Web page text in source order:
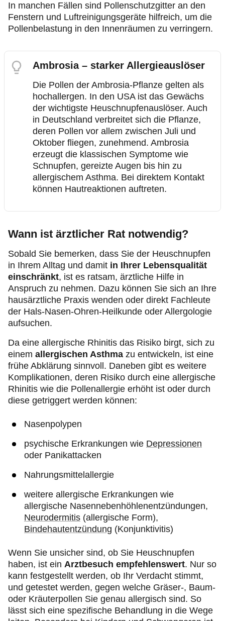
In manchen Fällen sind Pollenschutzgitter an den
Fenstern und Luftreinigungsgeräte hilfreich, um die
Pollenbelastung in den Innenräumen zu verringern.
Ambrosia – starker Allergieauslöser
Die Pollen der Ambrosia-Pflanze gelten als
hochallergen. In den USA ist das Gewächs
der wichtigste Heuschnupfenauslöser. Auch
in Deutschland verbreitet sich die Pflanze,
deren Pollen vor allem zwischen Juli und
Oktober fliegen, zunehmend. Ambrosia
erzeugt die klassischen Symptome wie
Schnupfen, gereizte Augen bis hin zu
allergischem Asthma. Bei direktem Kontakt
können Hautreaktionen auftreten.
Wann ist ärztlicher Rat notwendig?
Sobald Sie bemerken, dass Sie der Heuschnupfen
in Ihrem Alltag und damit in Ihrer Lebensqualität
einschränkt, ist es ratsam, ärztliche Hilfe in
Anspruch zu nehmen. Dazu können Sie sich an Ihre
hausärztliche Praxis wenden oder direkt Fachleute
der Hals-Nasen-Ohren-Heilkunde oder Allergologie
aufsuchen.
Da eine allergische Rhinitis das Risiko birgt, sich zu
einem allergischen Asthma zu entwickeln, ist eine
frühe Abklärung sinnvoll. Daneben gibt es weitere
Komplikationen, deren Risiko durch eine allergische
Rhinitis wie die Pollenallergie erhöht ist oder durch
diese getriggert werden können:
Nasenpolypen
psychische Erkrankungen wie Depressionen
oder Panikattacken
Nahrungsmittelallergie
weitere allergische Erkrankungen wie
allergische Nasennebenhöhlenentzündungen,
Neurodermitis (allergische Form),
Bindehautentzündung (Konjunktivitis)
Wenn Sie unsicher sind, ob Sie Heuschnupfen
haben, ist ein Arztbesuch empfehlenswert. Nur so
kann festgestellt werden, ob Ihr Verdacht stimmt,
und getestet werden, gegen welche Gräser-, Baum-
oder Kräuterpollen Sie genau allergisch sind. So
lässt sich eine spezifische Behandlung in die Wege